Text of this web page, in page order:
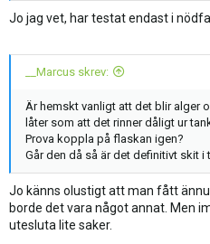
Jo jag vet, har testat endast i
__Marcus skrev:
Är hemskt vanligt att det blir alger
låter som att det rinner dåligt ur
Prova koppla på flaskan igen?
Går den då så är det definitivt skit i
Jo känns olustigt att man fått
borde det vara något annat. Men
utesluta lite saker.